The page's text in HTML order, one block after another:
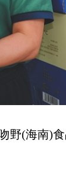
(海南)食